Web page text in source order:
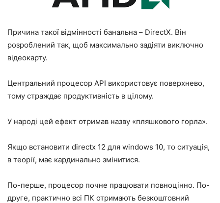
Причина такої відмінності банальна – DirectX. Він
розроблений так, щоб максимально задіяти виключно
відеокарту.
Центральний процесор API використовує поверхнево,
тому страждає продуктивність в цілому.
У народі цей ефект отримав назву «пляшкового горла».
Якщо встановити directx 12 для windows 10, то ситуація,
в теорії, має кардинально змінитися.
По-перше, процесор почне працювати повноцінно. По-
друге, практично всі ПК отримають безкоштовний